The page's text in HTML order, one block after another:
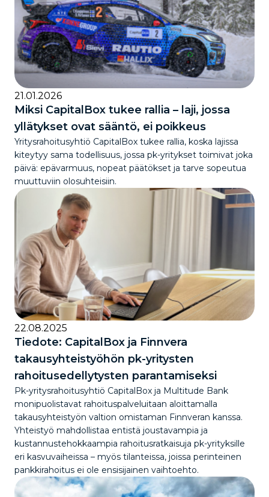
21.01.2026
Miksi CapitalBox tukee rallia – laji, jossa
yllätykset ovat sääntö, ei poikkeus
Yritysrahoitusyhtiö CapitalBox tukee rallia, koska lajissa
kiteytyy sama todellisuus, jossa pk-yritykset toimivat joka
päivä: epävarmuus, nopeat päätökset ja tarve sopeutua
muuttuviin olosuhteisiin.
22.08.2025
Tiedote: CapitalBox ja Finnvera
takausyhteistyöhön pk-yritysten
rahoitusedellytysten parantamiseksi
Pk-yritysrahoitusyhtiö CapitalBox ja Multitude Bank
monipuolistavat rahoituspalveluitaan aloittamalla
takausyhteistyön valtion omistaman Finnveran kanssa.
Yhteistyö mahdollistaa entistä joustavampia ja
kustannustehokkaampia rahoitusratkaisuja pk-yrityksille
eri kasvuvaiheissa – myös tilanteissa, joissa perinteinen
pankkirahoitus ei ole ensisijainen vaihtoehto.